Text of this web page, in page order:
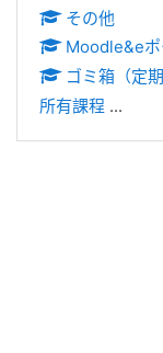
その他
Moodle&e
ゴミ箱（定
所有課程 ...